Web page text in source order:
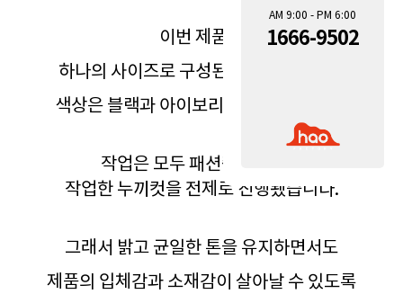
AM 9:00 - PM 6:00
1666-9502
이번 제품은
하나의 사이즈로 구성된 캔버스백이었고
색상은 블랙과 아이보리 두 가지였습니다.
작업은 모두 패션촬영업체가
작업한 누끼컷을 전제로 진행됐습니다.
그래서 밝고 균일한 톤을 유지하면서도
제품의 입체감과 소재감이 살아날 수 있도록